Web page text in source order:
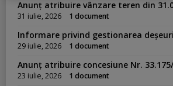
Anunț atribuire vânzare teren din
31 iulie, 2026 1 document
Informare privind gestionarea
29 iulie, 2026 1 document
Anunț atribuire concesiune Nr.
23 iulie, 2026 1 document